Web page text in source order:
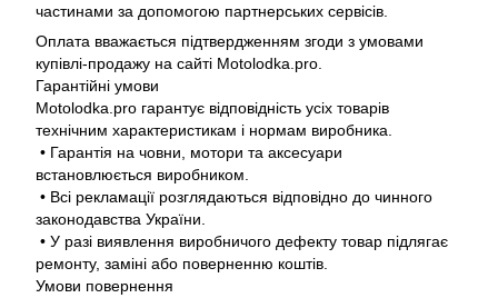
частинами за допомогою партнерських сервісів.
Оплата вважається підтвердженням згоди з умовами
купівлі-продажу на сайті Motolodka.pro.
Гарантійні умови
Motolodka.pro гарантує відповідність усіх товарів
технічним характеристикам і нормам виробника.
• Гарантія на човни, мотори та аксесуари
встановлюється виробником.
• Всі рекламації розглядаються відповідно до чинного
законодавства України.
• У разі виявлення виробничого дефекту товар підлягає
ремонту, заміні або поверненню коштів.
Умови повернення